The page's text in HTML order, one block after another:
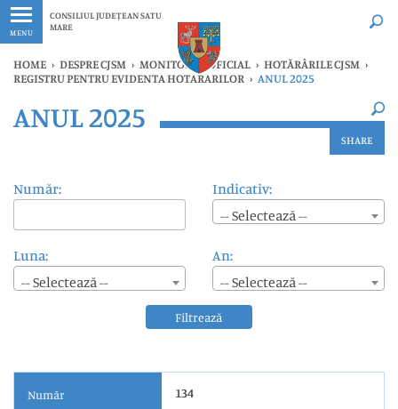
MENU
CONSILIUL JUDEȚEAN SATU
MARE
Ultimele
HOME › DESPRE CJSM › MONITORUL OFICIAL › HOTĂRÂRILE CJSM ›
REGISTRU PENTRU EVIDENTA HOTARARILOR › ANUL 2025
Ultimele ×
ANUL 2025
SHARE
Număr:
Indicativ:
-- Selectează --
Luna:
-- Selectează --
An:
-- Selectează --
Filtrează
Număr 134